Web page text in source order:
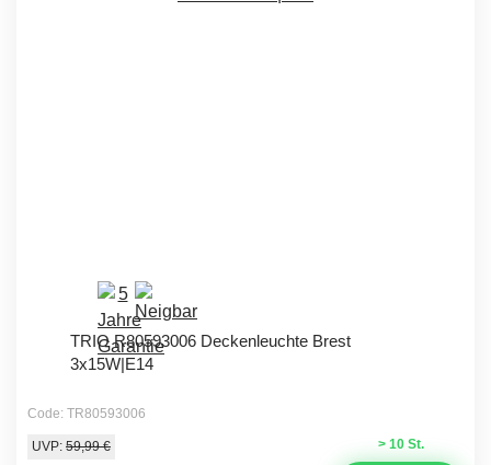
TRIO R80593006 Deckenleuchte Brest
3x15W|E14
Code: TR80593006
> 10 St.
UVP: 59,99 €